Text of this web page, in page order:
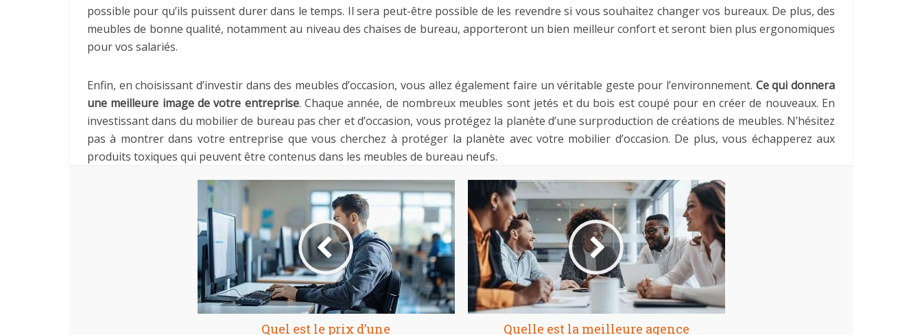
possible pour qu’ils puissent durer dans le temps. Il sera peut-être possible de les revendre si vous souhaitez changer vos bureaux. De plus, des
meubles de bonne qualité, notamment au niveau des chaises de bureau, apporteront un bien meilleur confort et seront bien plus ergonomiques
pour vos salariés.
Enfin, en choisissant d’investir dans des meubles d’occasion, vous allez également faire un véritable geste pour l’environnement. Ce qui donnera
une meilleure image de votre entreprise. Chaque année, de nombreux meubles sont jetés et du bois est coupé pour en créer de nouveaux. En
investissant dans du mobilier de bureau pas cher et d’occasion, vous protégez la planète d’une surproduction de créations de meubles. N’hésitez
pas à montrer dans votre entreprise que vous cherchez à protéger la planète avec votre mobilier d’occasion. De plus, vous échapperez aux
produits toxiques qui peuvent être contenus dans les meubles de bureau neufs.
Quel est le prix d’une
Quelle est la meilleure agence